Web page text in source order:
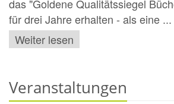
das "Goldene Qualitätssiegel
für drei Jahre erhalten - als eine ...
Weiter lesen
Veranstaltungen